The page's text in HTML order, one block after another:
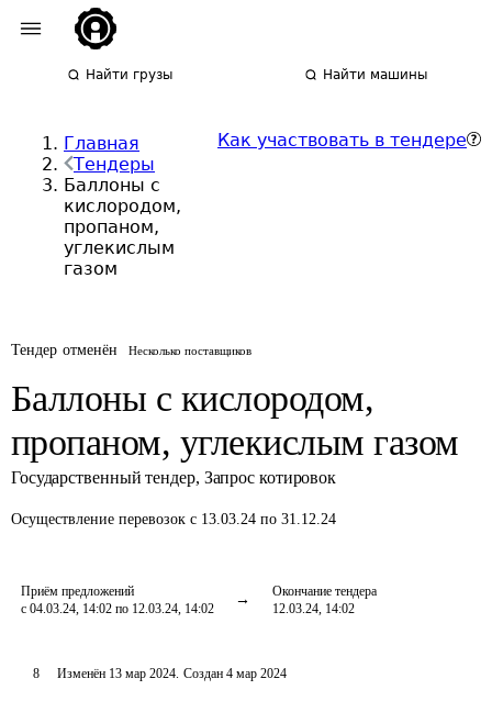
Найти грузы Найти машины
Главная
Тендеры
Баллоны с
кислородом,
пропаном,
углекислым
газом
Как участвовать в тендере
Тендер отменён Несколько поставщиков
Баллоны с кислородом,
пропаном, углекислым газом
Государственный тендер, Запрос котировок
Осуществление перевозок с 13.03.24 по 31.12.24
Приём предложений
с 04.03.24, 14:02 по 12.03.24, 14:02
Окончание тендера
12.03.24, 14:02
8 Изменён 13 мар 2024. Создан 4 мар 2024